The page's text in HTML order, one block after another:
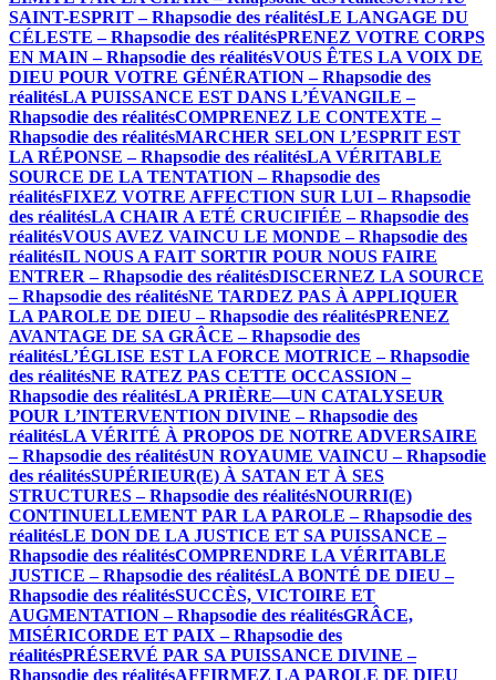
SAINT-ESPRIT – Rhapsodie des réalitésLE LANGAGE DU
CÉLESTE – Rhapsodie des réalitésPRENEZ VOTRE CORPS
EN MAIN – Rhapsodie des réalitésVOUS ÊTES LA VOIX DE
DIEU POUR VOTRE GÉNÉRATION – Rhapsodie des
réalitésLA PUISSANCE EST DANS L’ÉVANGILE –
Rhapsodie des réalitésCOMPRENEZ LE CONTEXTE –
Rhapsodie des réalitésMARCHER SELON L’ESPRIT EST
LA RÉPONSE – Rhapsodie des réalitésLA VÉRITABLE
SOURCE DE LA TENTATION – Rhapsodie des
réalitésFIXEZ VOTRE AFFECTION SUR LUI – Rhapsodie
des réalitésLA CHAIR A ETÉ CRUCIFIÉE – Rhapsodie des
réalitésVOUS AVEZ VAINCU LE MONDE – Rhapsodie des
réalitésIL NOUS A FAIT SORTIR POUR NOUS FAIRE
ENTRER – Rhapsodie des réalitésDISCERNEZ LA SOURCE
– Rhapsodie des réalitésNE TARDEZ PAS À APPLIQUER
LA PAROLE DE DIEU – Rhapsodie des réalitésPRENEZ
AVANTAGE DE SA GRÂCE – Rhapsodie des
réalitésL’ÉGLISE EST LA FORCE MOTRICE – Rhapsodie
des réalitésNE RATEZ PAS CETTE OCCASSION –
Rhapsodie des réalitésLA PRIÈRE—UN CATALYSEUR
POUR L’INTERVENTION DIVINE – Rhapsodie des
réalitésLA VÉRITÉ À PROPOS DE NOTRE ADVERSAIRE
– Rhapsodie des réalitésUN ROYAUME VAINCU – Rhapsodie
des réalitésSUPÉRIEUR(E) À SATAN ET À SES
STRUCTURES – Rhapsodie des réalitésNOURRI(E)
CONTINUELLEMENT PAR LA PAROLE – Rhapsodie des
réalitésLE DON DE LA JUSTICE ET SA PUISSANCE –
Rhapsodie des réalitésCOMPRENDRE LA VÉRITABLE
JUSTICE – Rhapsodie des réalitésLA BONTÉ DE DIEU –
Rhapsodie des réalitésSUCCÈS, VICTOIRE ET
AUGMENTATION – Rhapsodie des réalitésGRÂCE,
MISÉRICORDE ET PAIX – Rhapsodie des
réalitésPRÉSERVÉ PAR SA PUISSANCE DIVINE –
Rhapsodie des réalitésAFFIRMEZ LA PAROLE DE DIEU